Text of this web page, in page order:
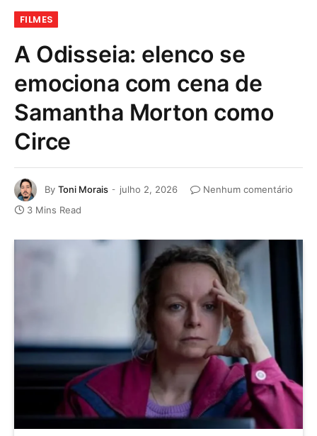
FILMES
A Odisseia: elenco se
emociona com cena de
Samantha Morton como
Circe
By Toni Morais julho 2, 2026
Nenhum comentário
3 Mins Read